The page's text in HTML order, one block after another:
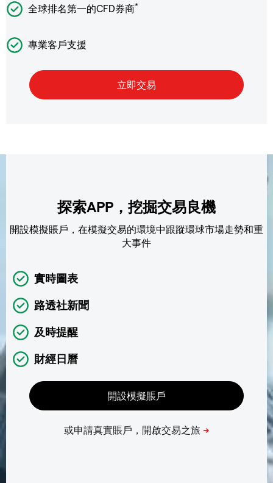
全球排名第一的CFD券商*
專業客戶支援
探索APP，挖掘交易良機
開設模擬賬戶，在模擬交易的環境中跟蹤環球市場走勢和重
大事件
實時圖表
路透社新聞
及時提醒
財經日曆